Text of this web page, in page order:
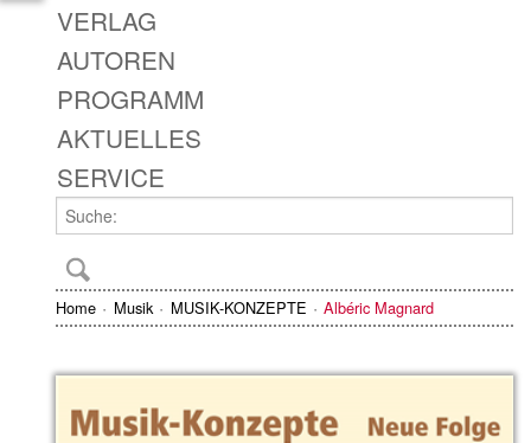
VERLAG
AUTOREN
PROGRAMM
AKTUELLES
SERVICE
Home Musik MUSIK-KONZEPTE Albéric Magnard